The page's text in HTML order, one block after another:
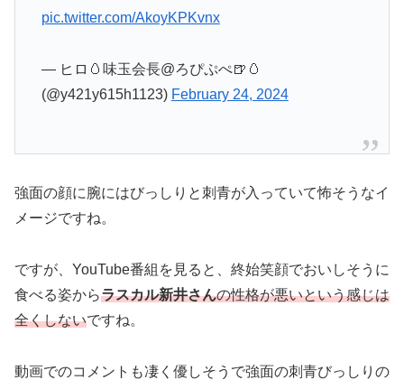
pic.twitter.com/AkoyKPKvnx
— ヒロ🥚味玉会長@ろぴぷぺ🍺🥚
(@y421y615h1123) February 24, 2024
強面の顔に腕にはびっしりと刺青が入っていて怖そうなイ
メージですね。
ですが、YouTube番組を見ると、終始笑顔でおいしそうに
食べる姿からラスカル新井さんの性格が悪いという感じは
全くしないですね。
動画でのコメントも凄く優しそうで強面の刺青びっしりの